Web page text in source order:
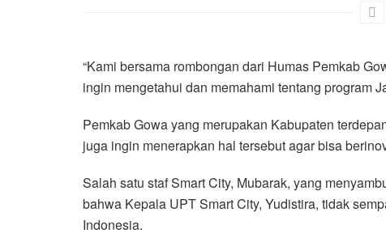
“Kami bersama rombongan dari Humas Pemkab
ingin mengetahui dan memahami tentang program
Pemkab Gowa yang merupakan Kabupaten
juga ingin menerapkan hal tersebut agar bisa
Salah satu staf Smart City, Mubarak, yang
bahwa Kepala UPT Smart City, Yudistira, tidak
Indonesia.